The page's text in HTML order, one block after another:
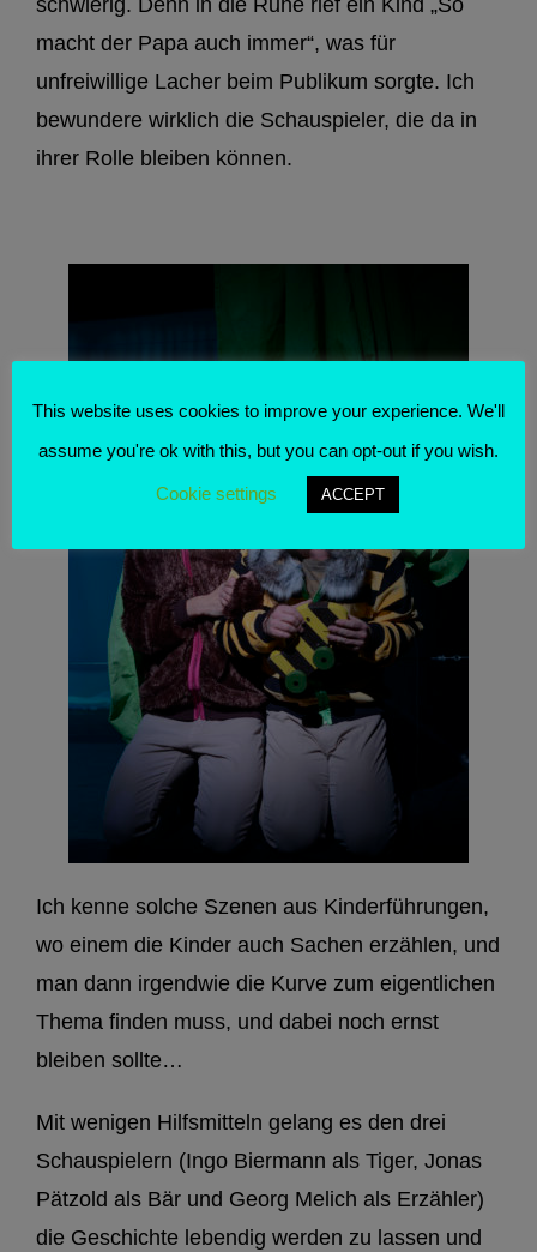
schwierig. Denn in die Ruhe rief ein Kind „So
macht der Papa auch immer“, was für
unfreiwillige Lacher beim Publikum sorgte. Ich
bewundere wirklich die Schauspieler, die da in
ihrer Rolle bleiben können.
Ich kenne solche Szenen aus Kinderführungen,
wo einem die Kinder auch Sachen erzählen, und
man dann irgendwie die Kurve zum eigentlichen
Thema finden muss, und dabei noch ernst
bleiben sollte…
Mit wenigen Hilfsmitteln gelang es den drei
Schauspielern (Ingo Biermann als Tiger, Jonas
Pätzold als Bär und Georg Melich als Erzähler)
die Geschichte lebendig werden zu lassen und
This website uses cookies to improve your experience. We'll
assume you're ok with this, but you can opt-out if you wish.
Cookie settings ACCEPT